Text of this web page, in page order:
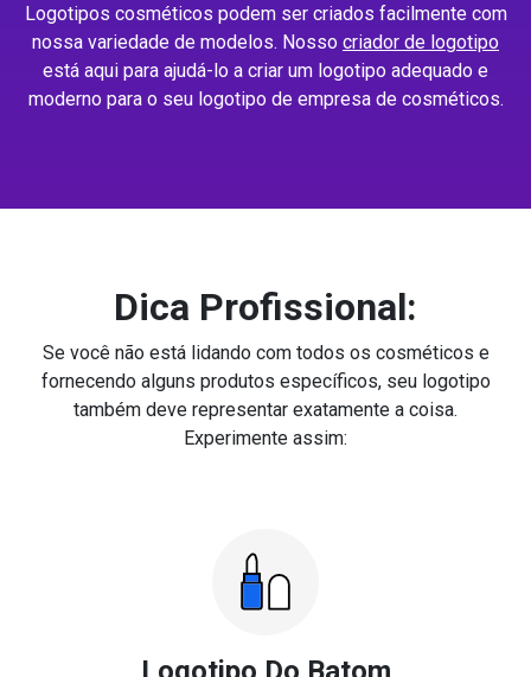
Logotipos cosméticos podem ser criados facilmente com
nossa variedade de modelos. Nosso criador de logotipo
está aqui para ajudá-lo a criar um logotipo adequado e
moderno para o seu logotipo de empresa de cosméticos.
Dica Profissional:
Se você não está lidando com todos os cosméticos e
fornecendo alguns produtos específicos, seu logotipo
também deve representar exatamente a coisa.
Experimente assim: